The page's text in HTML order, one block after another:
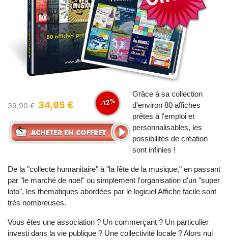
39,90 € 34,95 € -12%
Grâce à sa collection
d'environ 80 affiches
prêtes à l'emploi et
personnalisables, les
possibilités de création
sont infinies !
De la "collecte humanitaire" à "la fête de la musique," en passant
par "le marché de noël" ou simplement l'organisation d'un "super
loto", les thématiques abordées par le logiciel Affiche facile sont
très nombreuses.
Vous êtes une association ? Un commerçant ? Un particulier
investi dans la vie publique ? Une collectivité locale ? Alors nul